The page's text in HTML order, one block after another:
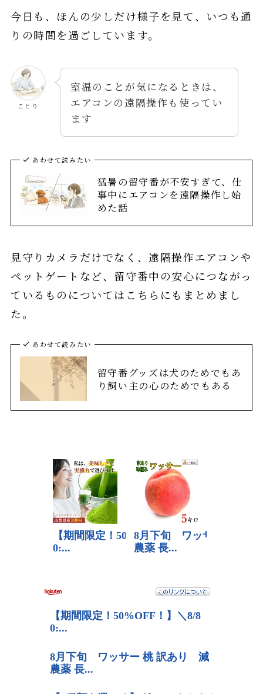
今日も、ほんの少しだけ様子を見て、いつも通
りの時間を過ごしています。
ことり
室温のことが気になるときは、
エアコンの遠隔操作も使ってい
ます
あわせて読みたい
猛暑の留守番が不安すぎて、仕
事中にエアコンを遠隔操作し始
めた話
見守りカメラだけでなく、遠隔操作エアコンや
ペットゲートなど、留守番中の安心につながっ
ているものについてはこちらにもまとめまし
た。
あわせて読みたい
留守番グッズは犬のためでもあ
り飼い主の心のためでもある